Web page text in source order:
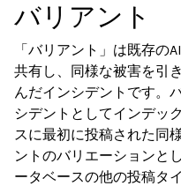
バリアント
「バリアント」は既存の
共有し、同様な被害を引
んだインシデントです。
シデントとしてインデッ
スに最初に投稿された同
ントのバリエーションと
ータベースの他の投稿タ